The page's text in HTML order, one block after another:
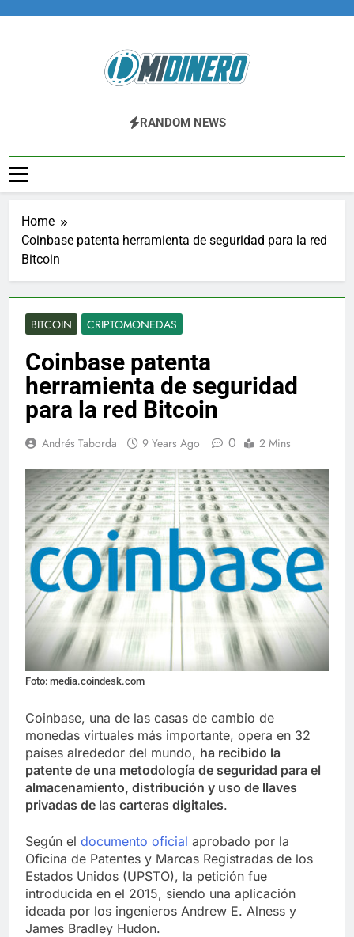
Midinero.co
Fintech, Criptomonedas
RANDOM NEWS
Home
Coinbase patenta herramienta de seguridad para la red
Bitcoin
BITCOIN CRIPTOMONEDAS
Coinbase patenta
herramienta de seguridad
para la red Bitcoin
Andrés Taborda 9 Years Ago 0 2 Mins
Foto: media.coindesk.com
Coinbase, una de las casas de cambio de
monedas virtuales más importante, opera en 32
países alrededor del mundo, ha recibido la
patente de una metodología de seguridad para el
almacenamiento, distribución y uso de llaves
privadas de las carteras digitales.
Según el documento oficial aprobado por la
Oficina de Patentes y Marcas Registradas de los
Estados Unidos (UPSTO), la petición fue
introducida en el 2015, siendo una aplicación
ideada por los ingenieros Andrew E. Alness y
James Bradley Hudon.